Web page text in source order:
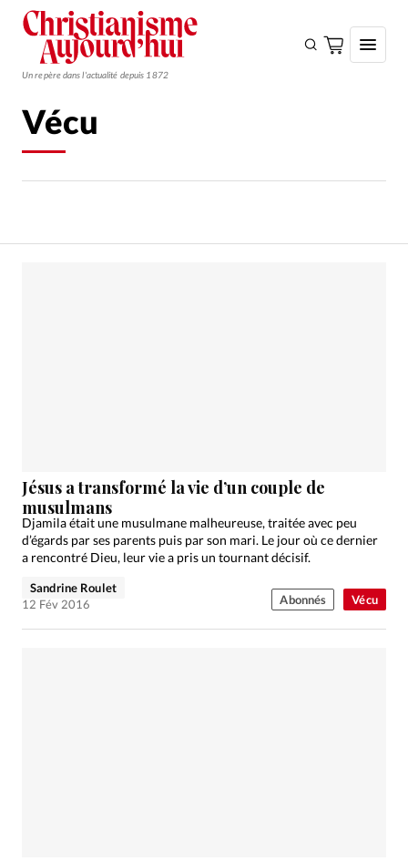
Un repère dans l'actualité depuis 1872
RUBRIQUES
Tous les articles
Actualité chrétienne
Actualité internationale
Chronique
Culture
Dossier
Eglises Foi Génération réveil
Opinions
Société
Trait d'Ixène
Vécu
Vie Intérieure
Vécu
Vécu
Jésus a transformé la vie d’un couple de
musulmans
Djamila était une musulmane malheureuse, traitée avec peu
d’égards par ses parents puis par son mari. Le jour où ce dernier
a rencontré Dieu, leur vie a pris un tournant décisif.
Sandrine Roulet
12 Fév 2016
Abonnés